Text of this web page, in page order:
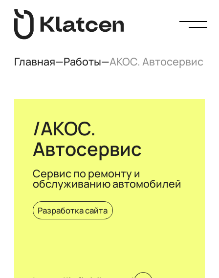
Главная—Работы—АКОС. Автосервис
АКОС.
Автосервис
Сервис по ремонту и
обслуживанию автомобилей
Разработка сайта